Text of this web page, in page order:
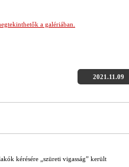
a galériában.
2021.11.09
kérésére „szüreti vigasság” került